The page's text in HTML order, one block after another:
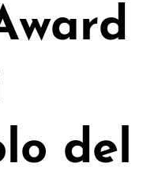
del